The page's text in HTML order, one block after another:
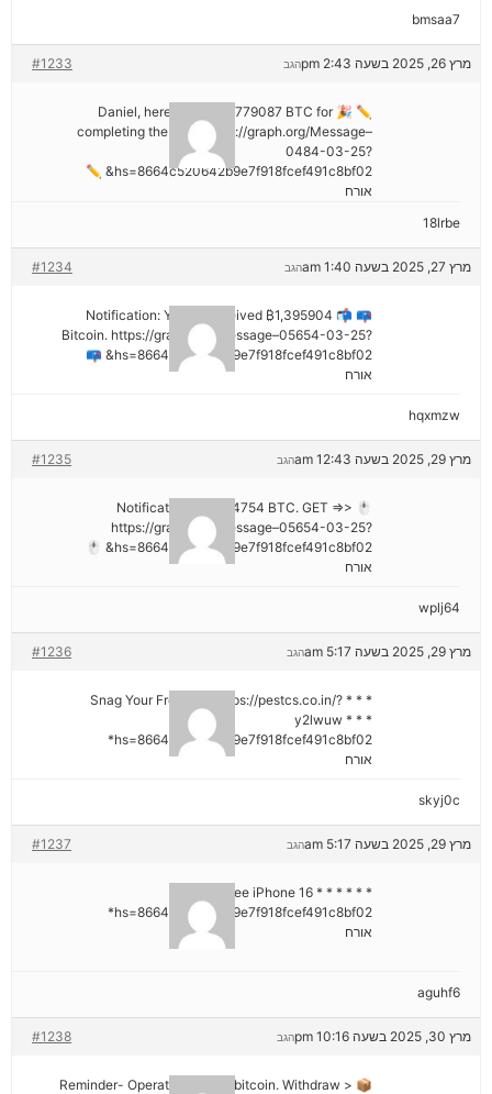
bmsaa7
מרץ 26, 2025 בשעה 2:43 pm #1233 הגב
✏ 🎉 Daniel, here's your ₿2,779087 BTC for
completing the task. https://graph.org/Message–
0484-03-25?
hs=8664c520642b9e7f918fcef491c8bf02& ✏
אורח
18lrbe
מרץ 27, 2025 בשעה 1:40 am #1234 הגב
📪 📬 Notification: You've received ₿1,395904
Bitcoin. https://graph.org/Message–05654-03-25?
hs=8664c520642b9e7f918fcef491c8bf02& 📪
אורח
hqxmzw
מרץ 29, 2025 בשעה 12:43 am #1235 הגב
🖱 Notification; + 1,424754 BTC. GET =>>
https://graph.org/Message–05654-03-25?
hs=8664c520642b9e7f918fcef491c8bf02& 🖱
אורח
wplj64
מרץ 29, 2025 בשעה 5:17 am #1236 הגב
* * * Snag Your Free Gift: https://pestcs.co.in/?
y2lwuw * * *
hs=8664c520642b9e7f918fcef491c8bf02*
אורח
skyj0c
מרץ 29, 2025 בשעה 5:17 am #1237 הגב
* * * Claim Free iPhone 16 * * *
hs=8664c520642b9e7f918fcef491c8bf02*
אורח
aguhf6
מרץ 30, 2025 בשעה 10:16 pm #1238 הגב
📦 Reminder- Operation 1.9598 bitcoin. Withdraw >